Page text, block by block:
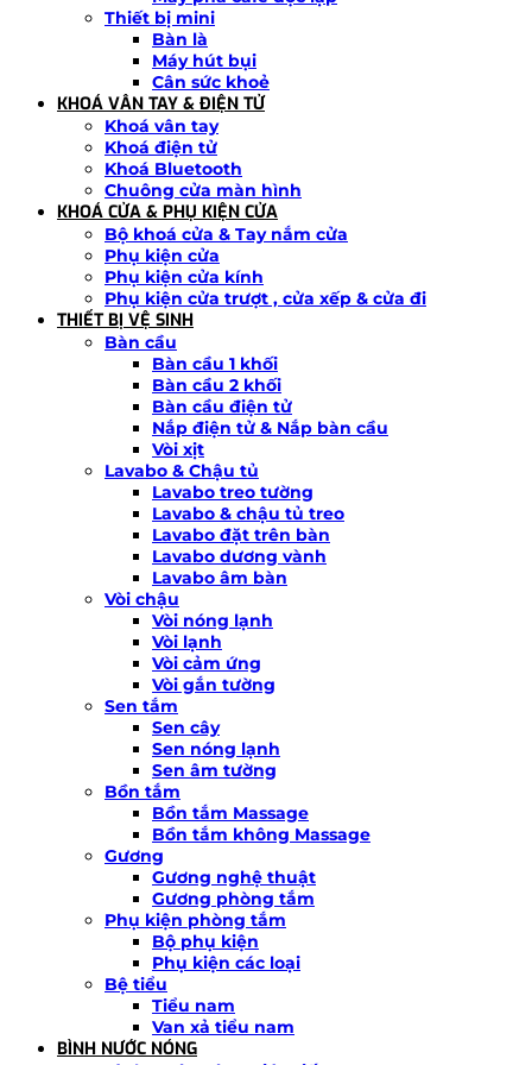
Thiết bị mini
Bàn là
Máy hút bụi
Cân sức khoẻ
KHOÁ VÂN TAY & ĐIỆN TỬ
Khoá vân tay
Khoá điện tử
Khoá Bluetooth
Chuông cửa màn hình
KHOÁ CỬA & PHỤ KIỆN CỬA
Bộ khoá cửa & Tay nắm cửa
Phụ kiện cửa
Phụ kiện cửa kính
Phụ kiện cửa trượt , cửa xếp & cửa đi
THIẾT BỊ VỆ SINH
Bàn cầu
Bàn cầu 1 khối
Bàn cầu 2 khối
Bàn cầu điện tử
Nắp điện tử & Nắp bàn cầu
Vòi xịt
Lavabo & Chậu tủ
Lavabo treo tường
Lavabo & chậu tủ treo
Lavabo đặt trên bàn
Lavabo dương vành
Lavabo âm bàn
Vòi chậu
Vòi nóng lạnh
Vòi lạnh
Vòi cảm ứng
Vòi gắn tường
Sen tắm
Sen cây
Sen nóng lạnh
Sen âm tường
Bồn tắm
Bồn tắm Massage
Bồn tắm không Massage
Gương
Gương nghệ thuật
Gương phòng tắm
Phụ kiện phòng tắm
Bộ phụ kiện
Phụ kiện các loại
Bệ tiểu
Tiểu nam
Van xả tiểu nam
BÌNH NƯỚC NÓNG